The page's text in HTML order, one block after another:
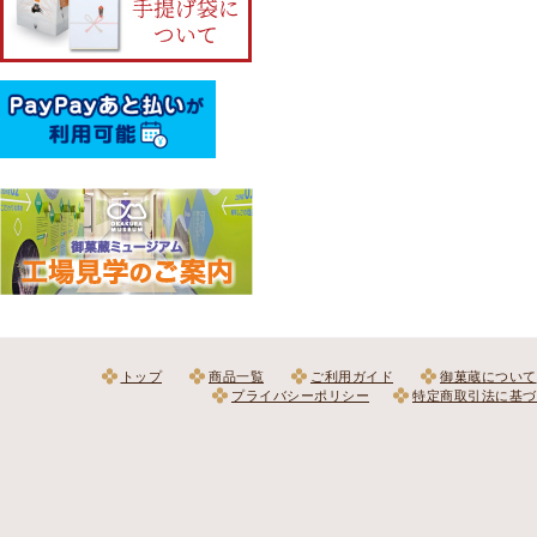
トップ 商品一覧 ご利用ガイド
御菓蔵について
プライバシーポリシー
特定商取引法に基